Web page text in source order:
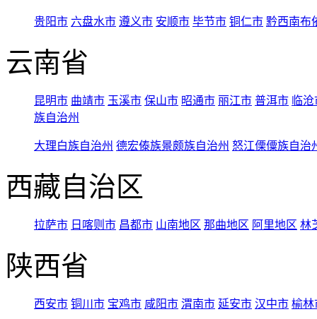
贵阳市 六盘水市 遵义市 安顺市 毕节市 铜仁市 黔西南布
云南省
昆明市 曲靖市 玉溪市 保山市 昭通市 丽江市 普洱市 临
族自治州
大理白族自治州 德宏傣族景颇族自治州 怒江傈僳族自治
西藏自治区
拉萨市 日喀则市 昌都市 山南地区 那曲地区 阿里地区 林
陕西省
西安市 铜川市 宝鸡市 咸阳市 渭南市 延安市 汉中市 榆林